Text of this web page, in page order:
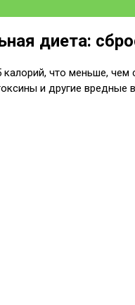
диета:
что меньше,
и другие вредные